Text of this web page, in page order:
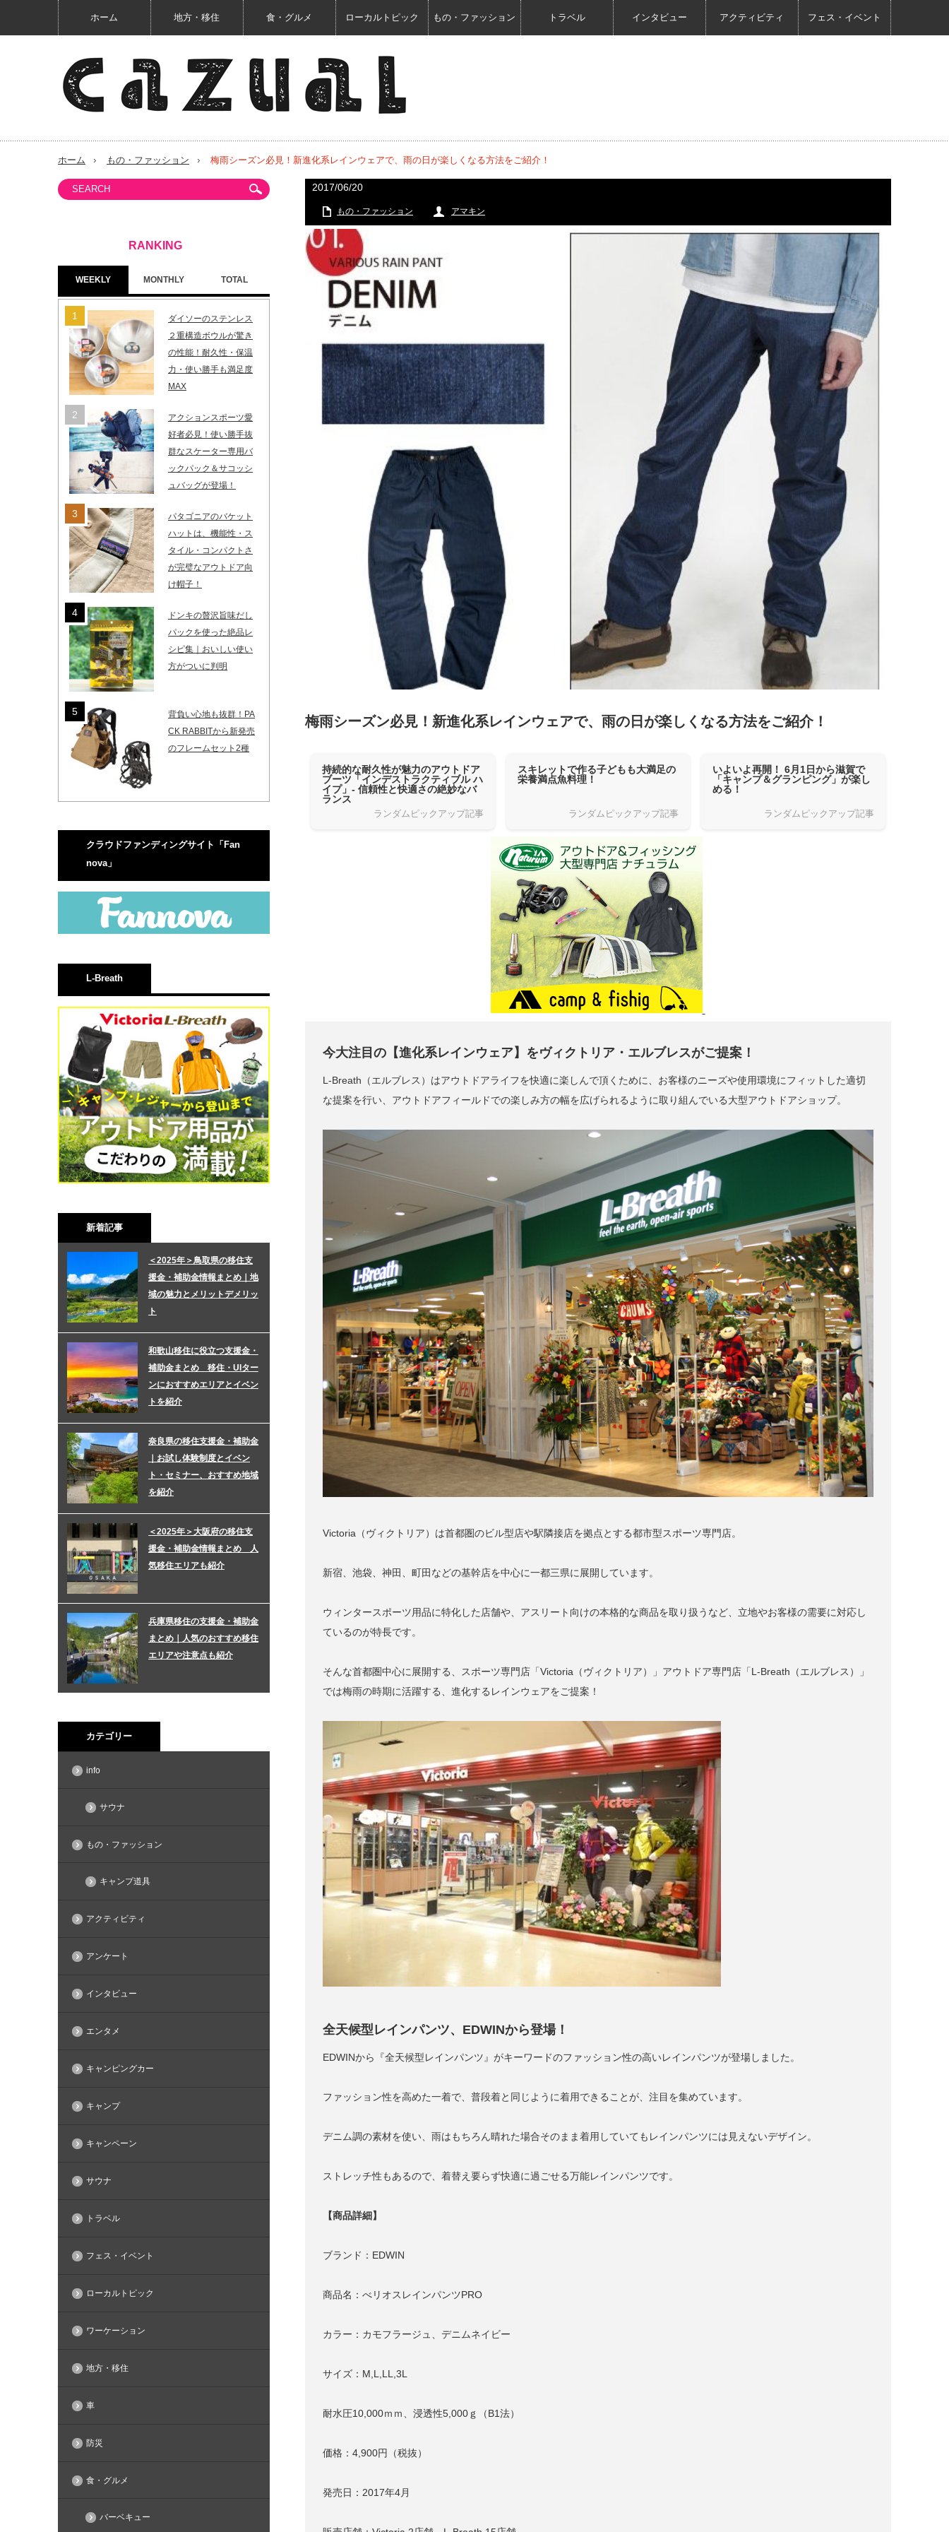
ホーム 地方・移住 食・グルメ ローカルトピック もの・ファッション トラベル インタビュー アクティビティ フェス・イベント
ホーム もの・ファッション 梅雨シーズン必見！新進化系レインウェアで、雨の日が楽しくなる方法をご紹介！
2017/06/20
もの・ファッション アマキン
梅雨シーズン必見！新進化系レインウェアで、雨の日が楽しくなる方法をご紹介！
持続的な耐久性が魅力のアウトドア
ブーツ「インデストラクティブル ハ
イプ」- 信頼性と快適さの絶妙なバ
ランス
ランダムピックアップ記事
スキレットで作る子どもも大満足の
栄養満点魚料理！
ランダムピックアップ記事
いよいよ再開！ 6月1日から滋賀で
「キャンプ＆グランピング」が楽し
める！
ランダムピックアップ記事
今大注目の【進化系レインウェア】をヴィクトリア・エルブレスがご提案！
L-Breath（エルブレス）はアウトドアライフを快適に楽しんで頂くために、お客様のニーズや使用環境にフィットした適切
な提案を行い、アウトドアフィールドでの楽しみ方の幅を広げられるように取り組んでいる大型アウトドアショップ。
Victoria（ヴィクトリア）は首都圏のビル型店や駅隣接店を拠点とする都市型スポーツ専門店。
新宿、池袋、神田、町田などの基幹店を中心に一都三県に展開しています。
ウィンタースポーツ用品に特化した店舗や、アスリート向けの本格的な商品を取り扱うなど、立地やお客様の需要に対応し
ているのが特長です。
そんな首都圏中心に展開する、スポーツ専門店「Victoria（ヴィクトリア）」アウトドア専門店「L-Breath（エルブレス）」
では梅雨の時期に活躍する、進化するレインウェアをご提案！
全天候型レインパンツ、EDWINから登場！
EDWINから『全天候型レインパンツ』がキーワードのファッション性の高いレインパンツが登場しました。
ファッション性を高めた一着で、普段着と同じように着用できることが、注目を集めています。
デニム調の素材を使い、雨はもちろん晴れた場合そのまま着用していてもレインパンツには見えないデザイン。
ストレッチ性もあるので、着替え要らず快適に過ごせる万能レインパンツです。
【商品詳細】
ブランド：EDWIN
商品名：べリオスレインパンツPRO
カラー：カモフラージュ、デニムネイビー
サイズ：M,L,LL,3L
耐水圧10,000ｍｍ、浸透性5,000ｇ（B1法）
価格：4,900円（税抜）
発売日：2017年4月
WEEKLY MONTHLY TOTAL
ダイソーのステンレス
２重構造ボウルが驚き
の性能！耐久性・保温
力・使い勝手も満足度
MAX
アクションスポーツ愛
好者必見！使い勝手抜
群なスケーター専用バ
ックパック＆サコッシ
ュバッグが登場！
パタゴニアのバケット
ハットは、機能性・ス
タイル・コンパクトさ
が完璧なアウトドア向
け帽子！
ドンキの贅沢旨味だし
パックを使った絶品レ
シピ集｜おいしい使い
方がついに判明
背負い心地も抜群！PA
CK RABBITから新発売
のフレームセット2種
クラウドファンディングサイト「Fan
nova」
L-Breath
新着記事
＜2025年＞鳥取県の移住支
援金・補助金情報まとめ｜地
域の魅力とメリットデメリッ
ト
和歌山移住に役立つ支援金・
補助金まとめ 移住・UIター
ンにおすすめエリアとイベン
トを紹介
奈良県の移住支援金・補助金
｜お試し体験制度とイベン
ト・セミナー、おすすめ地域
を紹介
＜2025年＞大阪府の移住支
援金・補助金情報まとめ 人
気移住エリアも紹介
兵庫県移住の支援金・補助金
まとめ｜人気のおすすめ移住
エリアや注意点も紹介
カテゴリー
info
サウナ
もの・ファッション
キャンプ道具
アクティビティ
アンケート
インタビュー
エンタメ
キャンピングカー
キャンプ
キャンペーン
サウナ
トラベル
フェス・イベント
ローカルトピック
ワーケーション
地方・移住
車
防災
食・グルメ
バーベキュー